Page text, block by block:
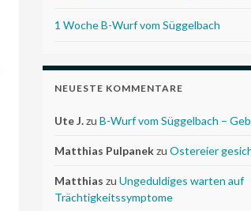
1 Woche B-Wurf vom Süggelbach
NEUESTE KOMMENTARE
Ute J.zu B-Wurf vom Süggelbach –
Matthias Pulpanekzu Ostereier
Matthias zu Ungeduldiges warten auf
Trächtigkeitssymptome